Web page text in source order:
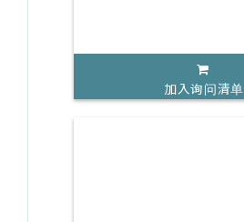
加入询问清单